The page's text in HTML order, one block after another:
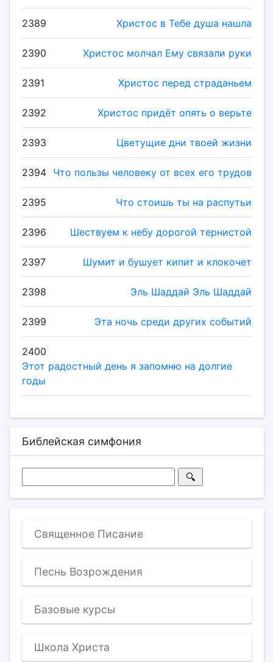
2389 Христос в Тебе душа нашла
2390 Христос молчал Ему связали руки
2391 Христос перед страданьем
2392 Христос придёт опять о верьте
2393 Цветущие дни твоей жизни
2394 Что пользы человеку от всех его трудов
2395 Что стоишь ты на распутьи
2396 Шествуем к небу дорогой тернистой
2397 Шумит и бушует кипит и клокочет
2398 Эль Шаддай Эль Шаддай
2399 Эта ночь среди других событий
2400
Этот радостный день я запомню на долгие
годы
Библейская симфония
Священное Писание
Песнь Возрождения
Базовые курсы
Школа Христа